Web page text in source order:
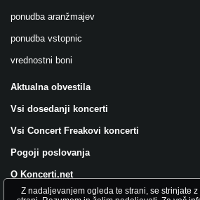
ponudba aranžmajev
ponudba vstopnic
vrednostni boni
Aktualna obvestila
Vsi dosedanji koncerti
Vsi Concert Freakovi koncerti
Pogoji poslovanja
O Koncerti.net
Z nadaljevanjem ogleda te strani, se strinjate